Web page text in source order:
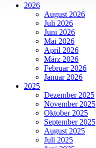
2026
August 2026
Juli 2026
Juni 2026
Mai 2026
April 2026
März 2026
Februar 2026
Januar 2026
2025
Dezember 2025
November 2025
Oktober 2025
September 2025
August 2025
Juli 2025